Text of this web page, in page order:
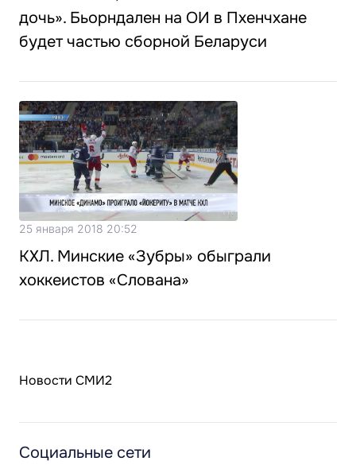
дочь». Бьорндален на ОИ в Пхенчхане
будет частью сборной Беларуси
25 января 2018 20:52
КХЛ. Минские «Зубры» обыграли
хоккеистов «Слована»
Новости СМИ2
Социальные сети